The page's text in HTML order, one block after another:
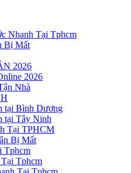
Nhanh Tại Tphcm
Bị Mất
2026
2026
Nhà
tại Bình Dương
tại Tây Ninh
Tại TPHCM
Bị Mất
Tphcm
Tphcm